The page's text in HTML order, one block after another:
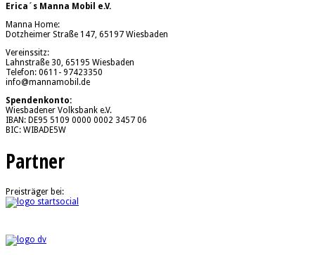
Erica´s Manna Mobil e.V.
Manna Home:
Dotzheimer Straße 147, 65197 Wiesbaden
Vereinssitz:
Lahnstraße 30, 65195 Wiesbaden
Telefon: 0611- 97423350
info@mannamobil.de
Spendenkonto:
Wiesbadener Volksbank e.V.
IBAN: DE95 5109 0000 0002 3457 06
BIC: WIBADE5W
Partner
Preisträger bei: